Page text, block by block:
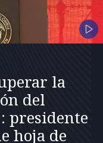
la
del
presidente
hoja de